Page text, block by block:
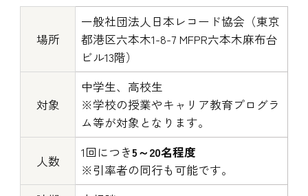
場所
一般社団法人日本レコード協会（東京
都港区六本木1-8-7 MFPR六本木麻布台
ビル13階）
対象
中学生、高校生
※学校の授業やキャリア教育プログラ
ム等が対象となります。
人数
1回につき5～20名程度
※引率者の同行も可能です。